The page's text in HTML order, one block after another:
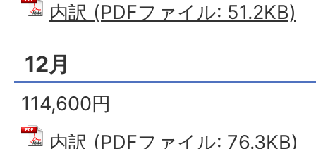
内訳 (PDFファイル: 51.2KB)
12月
114,600円
内訳 (PDFファイル: 76.3KB)